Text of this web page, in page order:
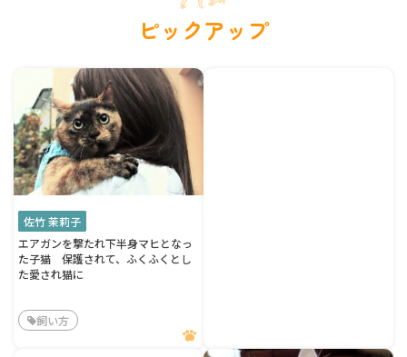
ピックアップ
佐竹 茉莉子
エアガンを撃たれ下半身マヒとなっ
た子猫 保護されて、ふくふくとし
た愛され猫に
飼い方